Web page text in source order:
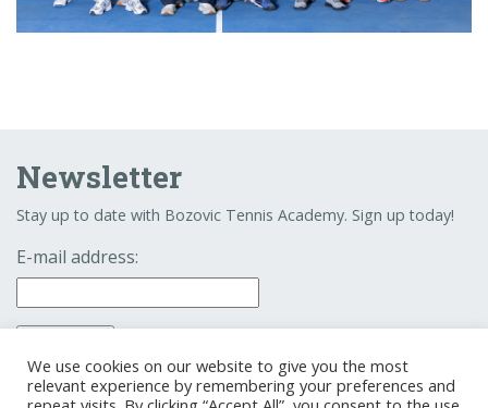
Newsletter
Stay up to date with Bozovic Tennis Academy. Sign up today!
E-mail address:
We use cookies on our website to give you the most
relevant experience by remembering your preferences and